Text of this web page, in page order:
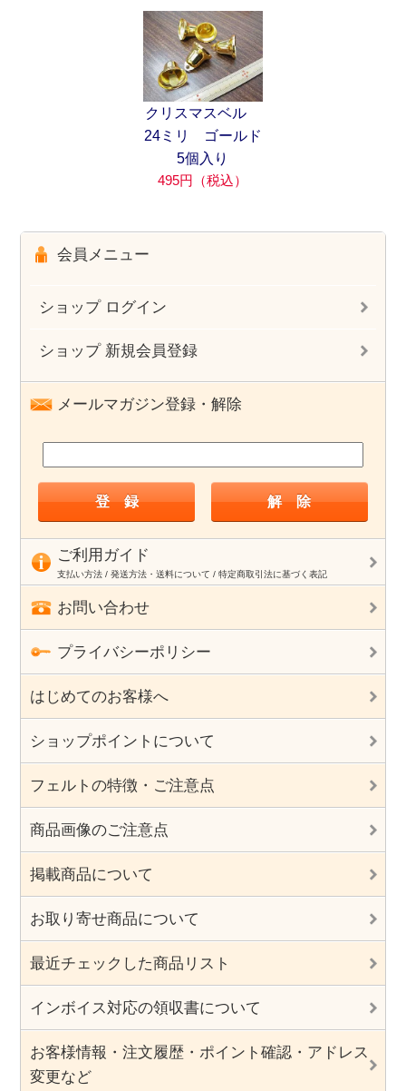
クリスマスベル
24ミリ ゴールド
5個入り
495円（税込）
会員メニュー
ショップ ログイン
ショップ 新規会員登録
メールマガジン登録・解除
ご利用ガイド
支払い方法 / 発送方法・送料について / 特定商取引法に基づく表記
お問い合わせ
プライバシーポリシー
はじめてのお客様へ
ショップポイントについて
フェルトの特徴・ご注意点
商品画像のご注意点
掲載商品について
お取り寄せ商品について
最近チェックした商品リスト
インボイス対応の領収書について
お客様情報・注文履歴・ポイント確認・アドレス
変更など